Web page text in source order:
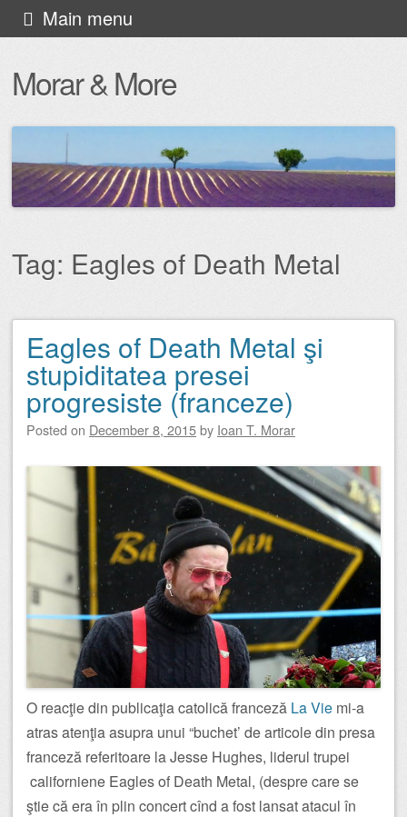
Morar & More
Main menu
Skip
to
content
Tag: Eagles of Death Metal
Post navigation
Eagles of Death Metal şi
stupiditatea presei
progresiste (franceze)
Posted on December 8, 2015by Ioan T. Morar
O reacţie din publicaţia catolică franceză La Vie mi-a
atras atenţia asupra unui “buchet’ de articole din presa
franceză referitoare la Jesse Hughes, liderul trupei
californiene Eagles of Death Metal, (despre care se
ştie că era în plin concert cînd a fost lansat atacul în